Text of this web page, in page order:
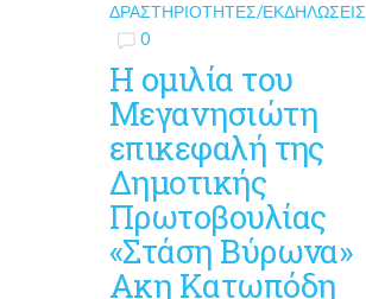
ΔΡΑΣΤΗΡΙΌΤΗΤΕΣ/ΕΚΔΗΛΏΣΕΙΣ
0
Η ομιλία του
Μεγανησιώτη
επικεφαλή της
Δημοτικής
Πρωτοβουλίας
«Στάση Βύρωνα»
Ακη Κατωπόδη